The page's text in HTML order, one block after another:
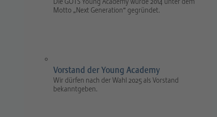
Motto „Next Generation“ gegründet.
Vorstand der Young Academy
Wir dürfen nach der Wahl 2025 als Vorstand
bekanntgeben.